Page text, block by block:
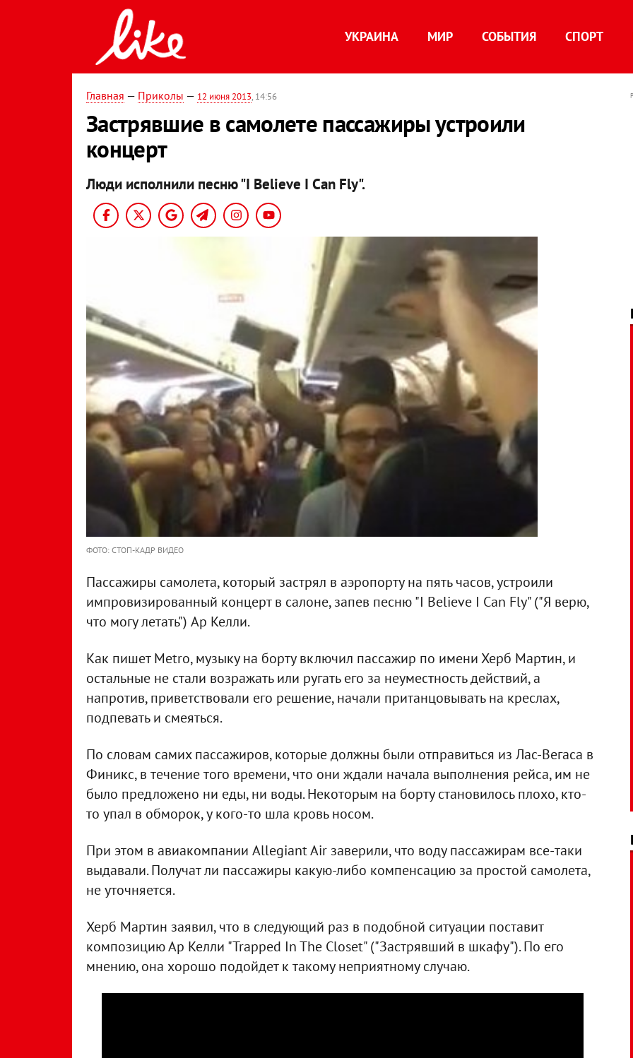
УКРАИНА МИР СОБЫТИЯ СПОРТ
Главная — Приколы — 12 июня 2013, 14:56
Застрявшие в самолете пассажиры устроили
концерт
Люди исполнили песню "I Believe I Can Fly".
ФОТО: СТОП-КАДР ВИДЕО
Пассажиры самолета, который застрял в аэропорту на пять часов, устроили
импровизированный концерт в салоне, запев песню "I Believe I Can Fly" ("Я верю,
что могу летать") Ар Келли.
Как пишет Metro, музыку на борту включил пассажир по имени Херб Мартин, и
остальные не стали возражать или ругать его за неуместность действий, а
напротив, приветствовали его решение, начали пританцовывать на креслах,
подпевать и смеяться.
По словам самих пассажиров, которые должны были отправиться из Лас-Вегаса в
Финикс, в течение того времени, что они ждали начала выполнения рейса, им не
было предложено ни еды, ни воды. Некоторым на борту становилось плохо, кто-
то упал в обморок, у кого-то шла кровь носом.
При этом в авиакомпании Allegiant Air заверили, что воду пассажирам все-таки
выдавали. Получат ли пассажиры какую-либо компенсацию за простой самолета,
не уточняется.
Херб Мартин заявил, что в следующий раз в подобной ситуации поставит
композицию Ар Келли "Trapped In The Closet" ("Застрявший в шкафу"). По его
мнению, она хорошо подойдет к такому неприятному случаю.